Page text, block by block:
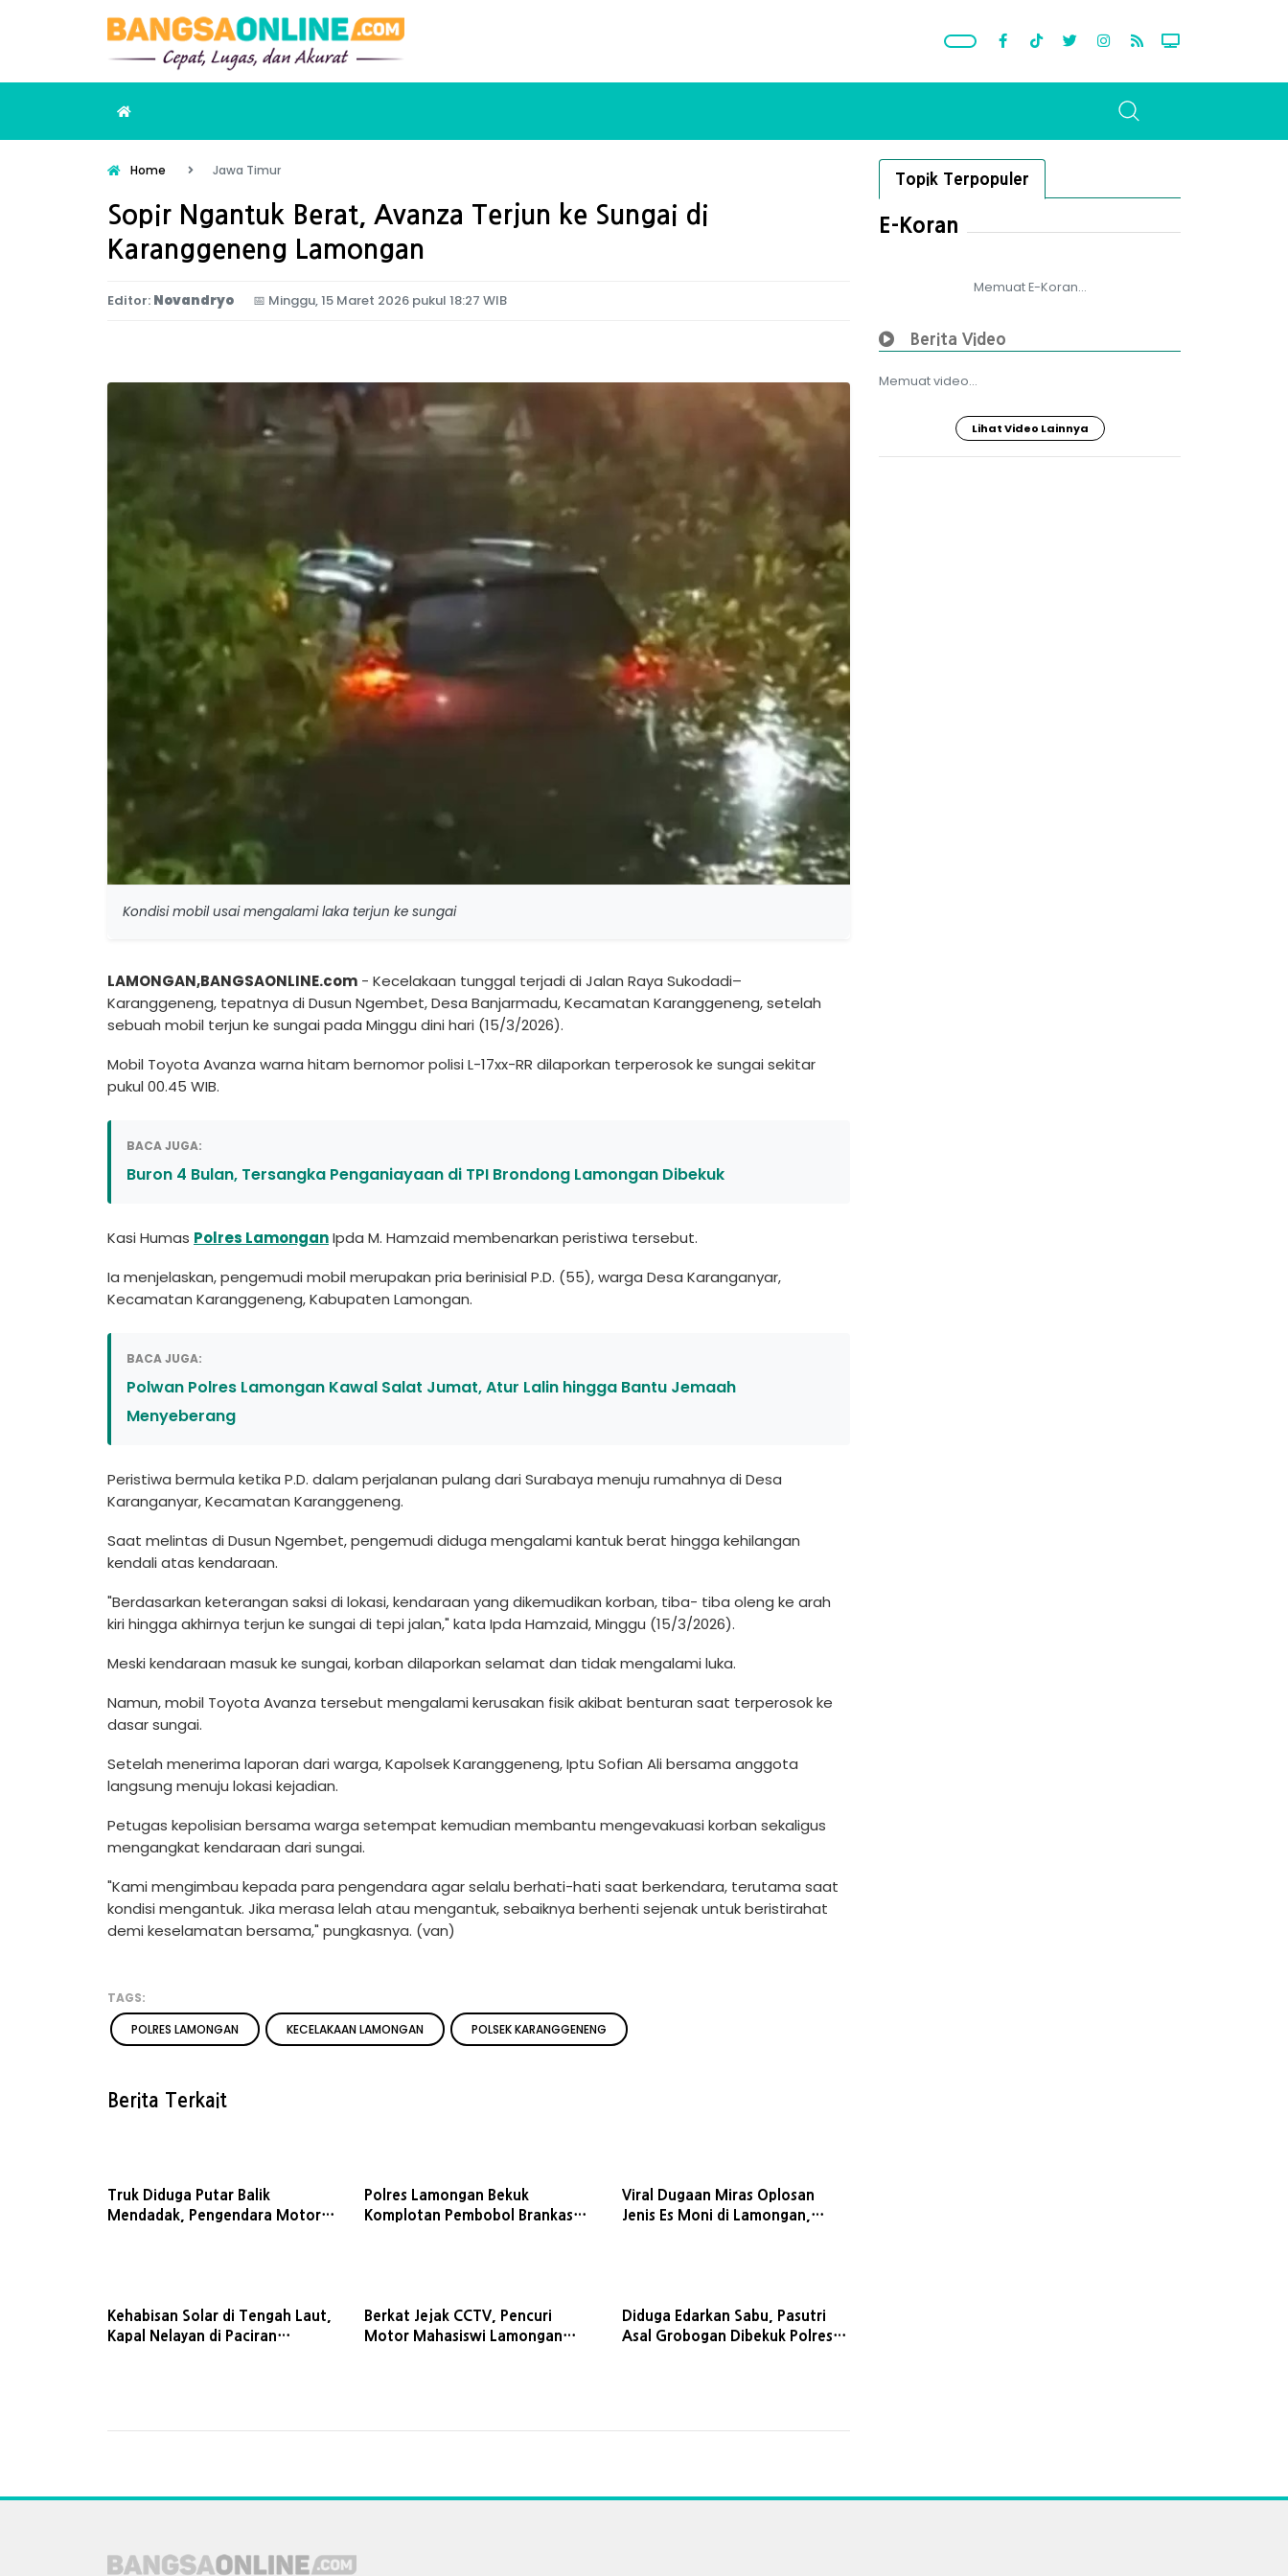
Home Jawa Timur
Sopir Ngantuk Berat, Avanza Terjun ke Sungai di
Karanggeneng Lamongan
Editor: Novandryo 📅 Minggu, 15 Maret 2026 pukul 18:27 WIB
Kondisi mobil usai mengalami laka terjun ke sungai
LAMONGAN,BANGSAONLINE.com - Kecelakaan tunggal terjadi di Jalan Raya Sukodadi–
Karanggeneng, tepatnya di Dusun Ngembet, Desa Banjarmadu, Kecamatan Karanggeneng, setelah
sebuah mobil terjun ke sungai pada Minggu dini hari (15/3/2026).
Mobil Toyota Avanza warna hitam bernomor polisi L-17xx-RR dilaporkan terperosok ke sungai sekitar
pukul 00.45 WIB.
BACA JUGA:
Buron 4 Bulan, Tersangka Penganiayaan di TPI Brondong Lamongan Dibekuk
Kasi Humas Polres LamonganIpda M. Hamzaid membenarkan peristiwa tersebut.
Ia menjelaskan, pengemudi mobil merupakan pria berinisial P.D. (55), warga Desa Karanganyar,
Kecamatan Karanggeneng, Kabupaten Lamongan.
BACA JUGA:
Polwan Polres Lamongan Kawal Salat Jumat, Atur Lalin hingga Bantu Jemaah
Menyeberang
Peristiwa bermula ketika P.D. dalam perjalanan pulang dari Surabaya menuju rumahnya di Desa
Karanganyar, Kecamatan Karanggeneng.
Saat melintas di Dusun Ngembet, pengemudi diduga mengalami kantuk berat hingga kehilangan
kendali atas kendaraan.
"Berdasarkan keterangan saksi di lokasi, kendaraan yang dikemudikan korban, tiba- tiba oleng ke arah
kiri hingga akhirnya terjun ke sungai di tepi jalan," kata Ipda Hamzaid, Minggu (15/3/2026).
Meski kendaraan masuk ke sungai, korban dilaporkan selamat dan tidak mengalami luka.
Namun, mobil Toyota Avanza tersebut mengalami kerusakan fisik akibat benturan saat terperosok ke
dasar sungai.
Setelah menerima laporan dari warga, Kapolsek Karanggeneng, Iptu Sofian Ali bersama anggota
langsung menuju lokasi kejadian.
Petugas kepolisian bersama warga setempat kemudian membantu mengevakuasi korban sekaligus
mengangkat kendaraan dari sungai.
"Kami mengimbau kepada para pengendara agar selalu berhati-hati saat berkendara, terutama saat
kondisi mengantuk. Jika merasa lelah atau mengantuk, sebaiknya berhenti sejenak untuk beristirahat
demi keselamatan bersama," pungkasnya. (van)
TAGS:
POLRES LAMONGAN
KECELAKAAN LAMONGAN POLSEK KARANGGENENG
Berita Terkait
Truk Diduga Putar Balik
Mendadak, Pengendara Motor
Polres Lamongan Bekuk
Komplotan Pembobol Brankas
Viral Dugaan Miras Oplosan
Jenis Es Moni di Lamongan,
Kehabisan Solar di Tengah Laut,
Kapal Nelayan di Paciran
Berkat Jejak CCTV, Pencuri
Motor Mahasiswi Lamongan
Diduga Edarkan Sabu, Pasutri
Asal Grobogan Dibekuk Polres
Topik Terpopuler
E-Koran
Memuat E-Koran...
Berita Video
Memuat video...
Lihat Video Lainnya